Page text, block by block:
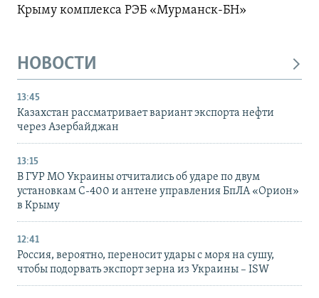
Крыму комплекса РЭБ «Мурманск-БН»
НОВОСТИ
13:45
Казахстан рассматривает вариант экспорта нефти
через Азербайджан
13:15
В ГУР МО Украины отчитались об ударе по двум
установкам С-400 и антене управления БпЛА «Орион»
в Крыму
12:41
Россия, вероятно, переносит удары с моря на сушу,
чтобы подорвать экспорт зерна из Украины – ISW